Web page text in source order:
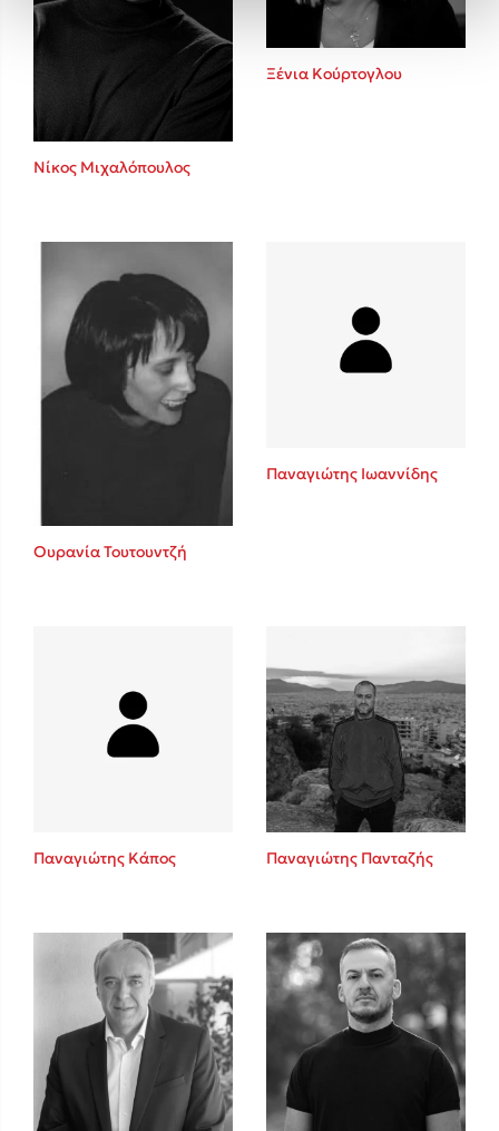
Νίκος Μιχαλόπουλος
Ξένια Κούρτογλου
Ουρανία Τουτουντζή
Παναγιώτης Ιωαννίδης
Παναγιώτης Κάπος Παναγιώτης Πανταζής